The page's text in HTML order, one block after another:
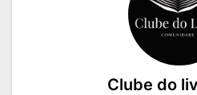
Clube do